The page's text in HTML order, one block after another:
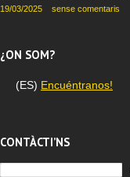
19/03/2025 sense comentaris
¿ON SOM?
(ES) Encuéntranos!
CONTÀCTI’NS